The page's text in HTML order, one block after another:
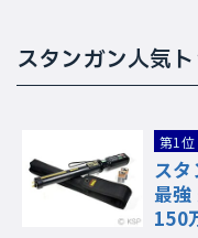
スタンガン人気
第1位
ス
最
150